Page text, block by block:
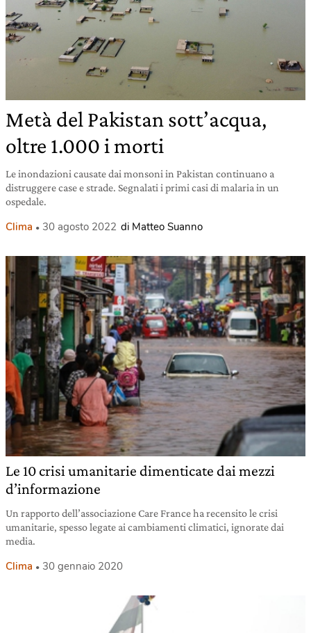
Metà del Pakistan sott’acqua,
oltre 1.000 i morti
Le inondazioni causate dai monsoni in Pakistan continuano a
distruggere case e strade. Segnalati i primi casi di malaria in un
ospedale.
Clima 30 agosto 2022 di Matteo Suanno
Le 10 crisi umanitarie dimenticate dai mezzi
d’informazione
Un rapporto dell’associazione Care France ha recensito le crisi
umanitarie, spesso legate ai cambiamenti climatici, ignorate dai
media.
Clima 30 gennaio 2020